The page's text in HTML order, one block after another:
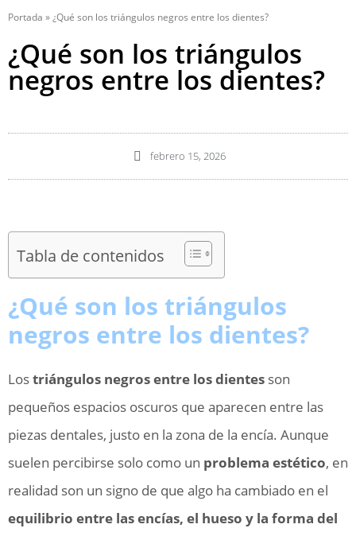
Portada »¿Qué son los triángulos negros entre los dientes?
¿Qué son los triángulos
negros entre los dientes?
febrero 15, 2026
Tabla de contenidos
¿Qué son los triángulos
negros entre los dientes?
Lostriángulos negrosentre los dientes son
pequeños espacios oscuros que aparecen entre las
piezas dentales, justo en la zona de la encía. Aunque
suelen percibirse solo como un problema estético, en
realidad son un signo de que algo ha cambiado en el
equilibrio entre las encías, el hueso y la forma del